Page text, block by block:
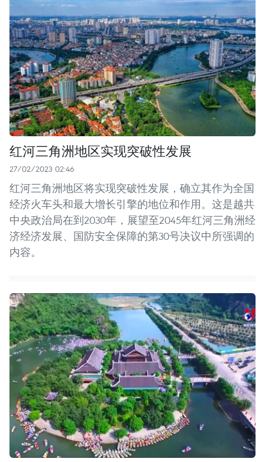
红河三角洲地区实现突破性发展
27/02/2023 02:46
红河三角洲地区将实现突破性发展，确立其作为全国
经济火车头和最大增长引擎的地位和作用。这是越共
中央政治局在到2030年，展望至2045年红河三角洲经
济经济发展、国防安全保障的第30号决议中所强调的
内容。